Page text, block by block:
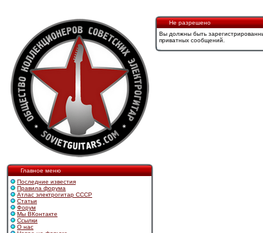
Главное меню
Последние известия
Правила форума
Атлас электрогитар СССР
Статьи
Форум
Мы ВКонтакте
Ссылки
О нас
Не разрешено
Вы должны быть
приватных сообщений.